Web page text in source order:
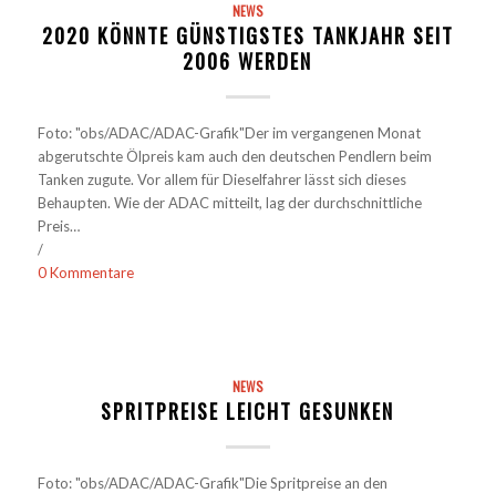
NEWS
2020 KÖNNTE GÜNSTIGSTES TANKJAHR SEIT
2006 WERDEN
Foto: "obs/ADAC/ADAC-Grafik"Der im vergangenen Monat
abgerutschte Ölpreis kam auch den deutschen Pendlern beim
Tanken zugute. Vor allem für Dieselfahrer lässt sich dieses
Behaupten. Wie der ADAC mitteilt, lag der durchschnittliche
Preis…
/
0 Kommentare
NEWS
SPRITPREISE LEICHT GESUNKEN
Foto: "obs/ADAC/ADAC-Grafik"Die Spritpreise an den